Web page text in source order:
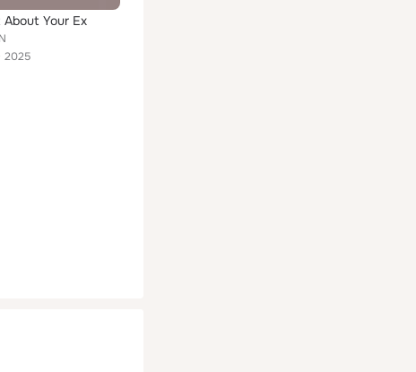
About Your Ex
2025